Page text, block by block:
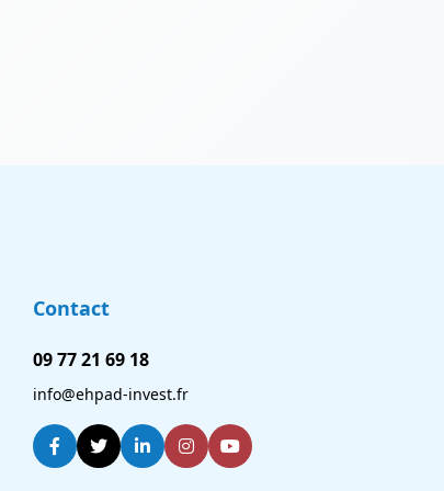
Contact
09 77 21 69 18
info@ehpad-invest.fr